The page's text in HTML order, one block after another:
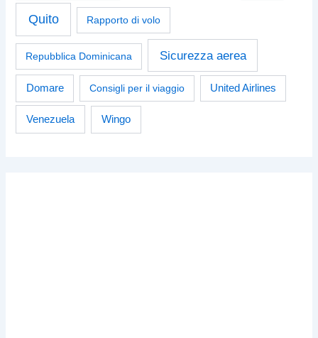
Quito Rapporto di volo
Repubblica Dominicana Sicurezza aerea
Domare Consigli per il viaggio United Airlines
Venezuela Wingo